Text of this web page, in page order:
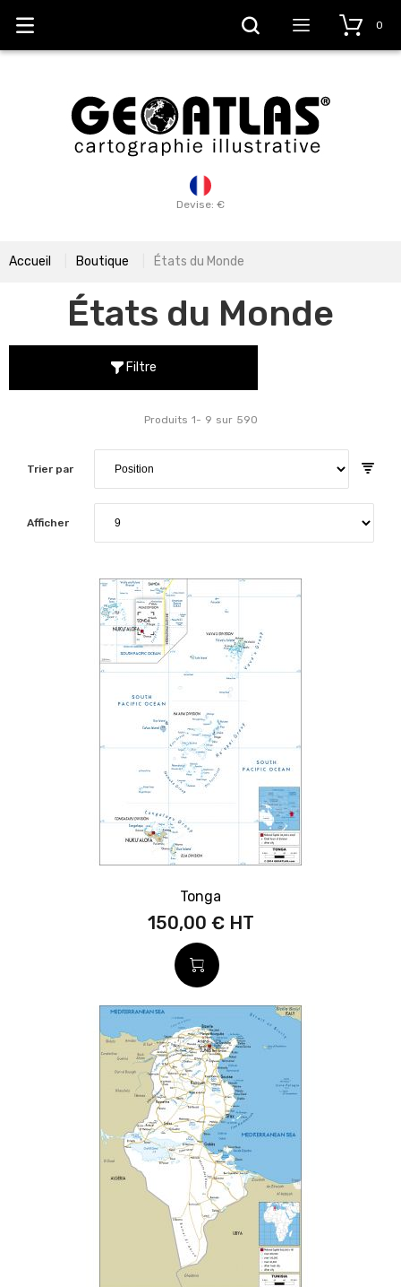
Devise: €
0
Accueil Boutique États du Monde
États du Monde
Filtre
Trier par
Produits 1- 9 sur 590
Afficher
Tonga
150,00 €